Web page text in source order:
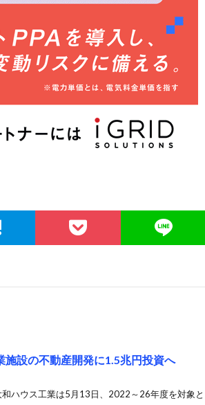
設の不動産開発に1.5兆円投資へ
ハウス工業は5月13日、2022～26年度を対象と